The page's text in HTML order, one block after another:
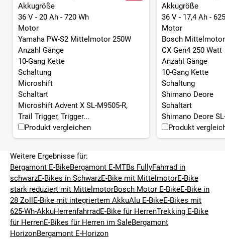
Akkugröße
36 V - 20 Ah - 720 Wh
Motor
Yamaha PW-S2 Mittelmotor 250W
Anzahl Gänge
10-Gang Kette
Schaltung
Microshift
Schaltart
Microshift Advent X SL-M9505-R,
Trail Trigger, Trigger...
Produkt vergleichen
Akkugröße
36 V - 17,4 Ah -
Motor
Bosch
CX Gen4 250 Watt
Anzahl Gänge
10-Gang Kette
Schaltung
Shimano Deore
Schaltart
Shimano Deore
Produkt
Weitere Ergebnisse für:
Bergamont E-BikeBergamont E-MTBs FullyFahrrad in
schwarzE-Bikes in SchwarzE-Bike mit MittelmotorE-Bike
stark reduziert mit MittelmotorBosch Motor E-BikeE-Bike in
28 Zoll E-Bike mit integriertem AkkuAlu E-BikeE-Bikes mit
625-Wh-AkkuHerrenfahrradE-Bike für HerrenTrekking E-Bike
für HerrenE-Bikes für Herren im SaleBergamont
HorizonBergamont E-Horizon